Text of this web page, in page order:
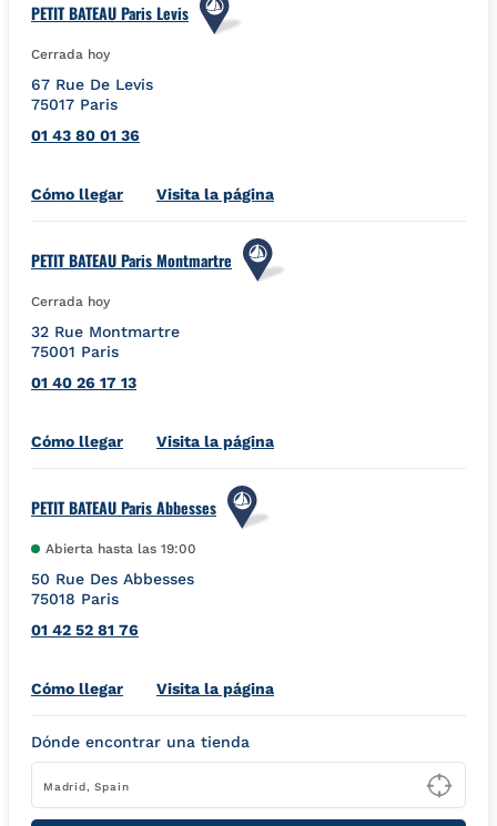
PETIT BATEAU Paris Levis
Cerrada hoy
67 Rue De Levis
75017 Paris
01 43 80 01 36
Cómo llegarLink Opens in New Tab
Visita la página
PETIT BATEAU Paris Montmartre
Cerrada hoy
32 Rue Montmartre
75001 Paris
01 40 26 17 13
Cómo llegarLink Opens in New Tab
Visita la página
PETIT BATEAU Paris Abbesses
Abierta hasta las 19:00
50 Rue Des Abbesses
75018 Paris
01 42 52 81 76
Cómo llegarLink Opens in New Tab
Visita la página
Dónde encontrar una tienda